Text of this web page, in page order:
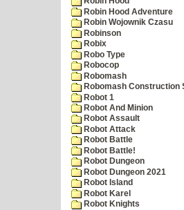
Robin Hood Adventure
Robin Wojownik Czasu
Robinson
Robix
Robo Type
Robocop
Robomash
Robomash Construction
Robot 1
Robot And Minion
Robot Assault
Robot Attack
Robot Battle
Robot Battle!
Robot Dungeon
Robot Dungeon 2021
Robot Island
Robot Karel
Robot Knights